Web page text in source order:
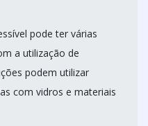
pode ter várias
a utilização de
podem utilizar
com vidros e materiais